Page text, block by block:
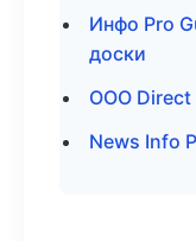
Инфо Pro
доски
ООО Direct
News Info